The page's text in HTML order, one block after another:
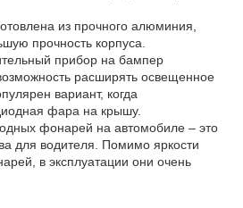
из прочного алюминия,
прочность корпуса.
прибор на бампер
расширять освещенное
вариант, когда
фара на крышу.
фонарей на автомобиле – это
для водителя. Помимо яркости
в эксплуатации они очень